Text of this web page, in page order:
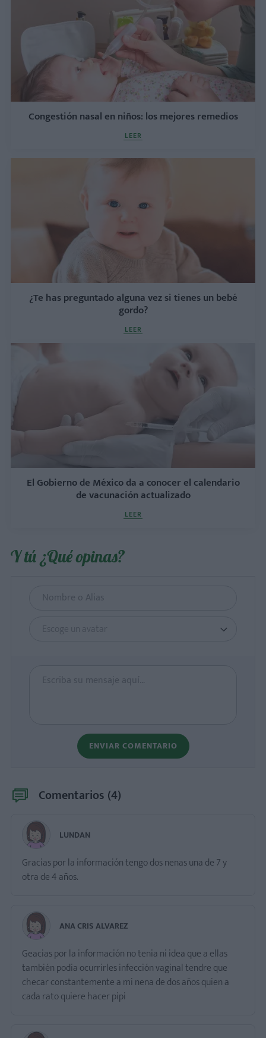
Congestión nasal en niños: los mejores remedios
LEER
¿Te has preguntado alguna vez si tienes un bebé
gordo?
LEER
El Gobierno de México da a conocer el calendario
de vacunación actualizado
LEER
Y tú ¿Qué opinas?
Escoge un avatar
ENVIAR COMENTARIO
Comentarios (4)
LUNDAN
Gracias por la información tengo dos nenas una de 7 y
otra de 4 años.
ANA CRIS ALVAREZ
Geacias por la información no tenia ni idea que a ellas
también podia ocurrirles infección vaginal tendre que
checar constantemente a mi nena de dos años quien a
cada rato quiere hacer pipi